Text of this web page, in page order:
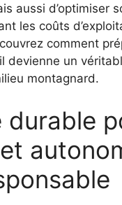
aussi d’optimiser
les coûts
comment
devienne un
montagnard.
durable